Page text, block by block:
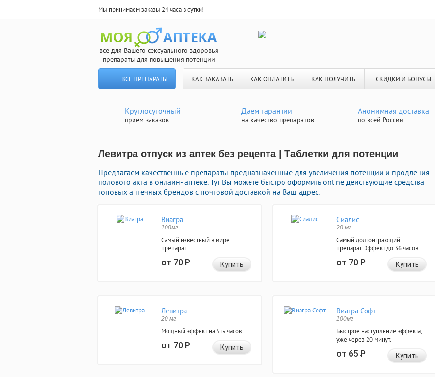
Мы принимаем заказы 24 часа в сутки!
все для Вашего сексуального здоровья
препараты для повышения потенции
ВСЕ ПРЕПАРАТЫ КАК ЗАКАЗАТЬ КАК ОПЛАТИТЬ КАК ПОЛУЧИТЬ СКИДКИ И БОНУСЫ
Круглосуточный
прием заказов
Даем гарантии
на качество препаратов
Анонимная доставка
по всей России
Левитра отпуск из аптек без рецепта | Таблетки для потенции
Предлагаем качественные препараты предназначенные для увеличения потенции и продления
полового акта в онлайн- аптеке. Тут Вы можете быстро оформить online действующие средства
топовых аптечных брендов с почтовой доставкой на Ваш адрес.
Виагра
100мг
Самый известный в мире
препарат
от 70Р Купить
Сиалис
20 мг
Самый долгоиграющий
препарат. Эффект до 36 часов.
от 70Р Купить
Левитра
20 мг
Мощный эффект на 5ть часов.
от 70Р Купить
Виагра Софт
100мг
Быстрое наступление эффекта,
уже через 20 минут.
от 65Р Купить